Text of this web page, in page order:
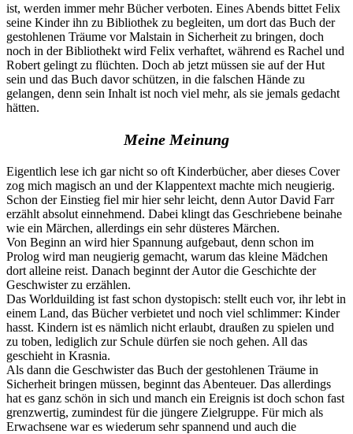
ist, werden immer mehr Bücher verboten. Eines Abends bittet Felix
seine Kinder ihn zu Bibliothek zu begleiten, um dort das Buch der
gestohlenen Träume vor Malstain in Sicherheit zu bringen, doch
noch in der Bibliothekt wird Felix verhaftet, während es Rachel und
Robert gelingt zu flüchten. Doch ab jetzt müssen sie auf der Hut
sein und das Buch davor schützen, in die falschen Hände zu
gelangen, denn sein Inhalt ist noch viel mehr, als sie jemals gedacht
hätten.
Meine Meinung
Eigentlich lese ich gar nicht so oft Kinderbücher, aber dieses Cover
zog mich magisch an und der Klappentext machte mich neugierig.
Schon der Einstieg fiel mir hier sehr leicht, denn Autor David Farr
erzählt absolut einnehmend. Dabei klingt das Geschriebene beinahe
wie ein Märchen, allerdings ein sehr düsteres Märchen.
Von Beginn an wird hier Spannung aufgebaut, denn schon im
Prolog wird man neugierig gemacht, warum das kleine Mädchen
dort alleine reist. Danach beginnt der Autor die Geschichte der
Geschwister zu erzählen.
Das Worlduilding ist fast schon dystopisch: stellt euch vor, ihr lebt in
einem Land, das Bücher verbietet und noch viel schlimmer: Kinder
hasst. Kindern ist es nämlich nicht erlaubt, draußen zu spielen und
zu toben, lediglich zur Schule dürfen sie noch gehen. All das
geschieht in Krasnia.
Als dann die Geschwister das Buch der gestohlenen Träume in
Sicherheit bringen müssen, beginnt das Abenteuer. Das allerdings
hat es ganz schön in sich und manch ein Ereignis ist doch schon fast
grenzwertig, zumindest für die jüngere Zielgruppe. Für mich als
Erwachsene war es wiederum sehr spannend und auch die